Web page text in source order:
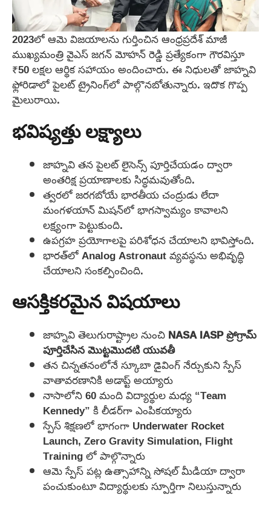
2023లో ఆమె విజయాలను గుర్తించిన ఆంధ్రప్రదేశ్ మాజీ
ముఖ్యమంత్రి వైఎస్ జగన్ మోహన్ రెడ్డి ప్రత్యేకంగా గౌరవిస్తూ
₹50 లక్షల ఆర్థిక సహాయం అందించారు. ఈ నిధులతో జాహ్నవి
ఫ్లోరిడాలో పైలట్ ట్రైనింగ్‌లో పాల్గొనబోతున్నారు. ఇదొక గొప్ప
మైలురాయి.
భవిష్యత్తు లక్ష్యాలు
జాహ్నవి తన పైలట్ లైసెన్స్ పూర్తిచేయడం ద్వారా
అంతరిక్ష ప్రయాణాలకు సిద్ధమవుతోంది.
త్వరలో జరగబోయే భారతీయ చంద్రుడు లేదా
మంగళయాన్ మిషన్‌లో భాగస్వామ్యం కావాలని
లక్ష్యంగా పెట్టుకుంది.
ఉపగ్రహ ప్రయోగాలపై పరిశోధన చేయాలని భావిస్తోంది.
భారత్‌లో Analog Astronaut వ్యవస్థను అభివృద్ధి
చేయాలని సంకల్పించింది.
ఆసక్తికరమైన విషయాలు
జాహ్నవి తెలుగురాష్ట్రాల నుంచిNASA IASP ప్రోగ్రామ్
పూర్తిచేసిన మొట్టమొదటి యువతీ
తన చిన్నతనంలోనే స్కూబా డైవింగ్ నేర్చుకుని స్పేస్
వాతావరణానికి అడాప్ట్ అయ్యారు
నాసాలోని 60 మంది విద్యార్థుల మధ్య “Team
Kennedy” కి లీడర్‌గా ఎంపికయ్యారు
స్పేస్ శిక్షణలో భాగంగా Underwater Rocket
Launch, Zero Gravity Simulation, Flight
Training లో పాల్గొన్నారు
ఆమె స్పేస్ పట్ల ఉత్సాహాన్ని సోషల్ మీడియా ద్వారా
పంచుకుంటూ విద్యార్థులకు స్పూర్తిగా నిలుస్తున్నారు